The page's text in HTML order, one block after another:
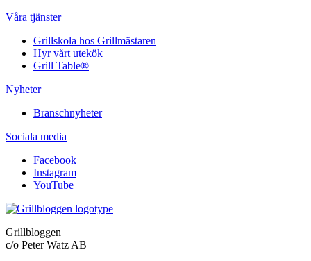
Våra tjänster
Grillskola hos Grillmästaren
Hyr vårt utekök
Grill Table®
Nyheter
Branschnyheter
Sociala media
Facebook
Instagram
YouTube
Grillbloggen
c/o Peter Watz AB